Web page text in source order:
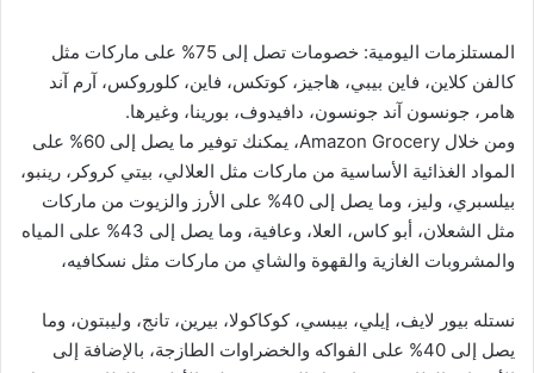
المستلزمات اليومية: خصومات تصل إلى 75% على ماركات مثل
كالفن كلاين، فاين بيبي، هاجيز، كوتكس، فاين، كلوروكس، آرم آند
هامر، جونسون آند جونسون، دافيدوف، بورينا، وغيرها.
ومن خلال Amazon Grocery، يمكنك توفير ما يصل إلى 60% على
المواد الغذائية الأساسية من ماركات مثل العلالي، بيتي كروكر، رينبو،
بيلسبري، وليز، وما يصل إلى 40% على الأرز والزيوت من ماركات
مثل الشعلان، أبو كاس، العلا، وعافية، وما يصل إلى 43% على المياه
والمشروبات الغازية والقهوة والشاي من ماركات مثل نسكافيه،
نستله بيور لايف، إيلي، بيبسي، كوكاكولا، بيرين، تانج، وليبتون، وما
يصل إلى 40% على الفواكه والخضراوات الطازجة، بالإضافة إلى